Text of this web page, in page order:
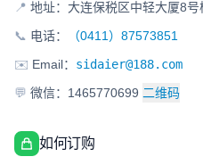
📍 地址：大连保税区中轻大厦8号
📞 电话：
（0411）87573851
✉️ Email： sidaier@188.com
💬 微信：1465770699 二维码
如何订购